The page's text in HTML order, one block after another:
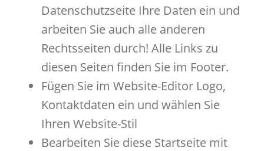
Datenschutzseite Ihre Daten ein und
arbeiten Sie auch alle anderen
Rechtsseiten durch! Alle Links zu
diesen Seiten finden Sie im Footer.
Fügen Sie im Website-Editor Logo,
Kontaktdaten ein und wählen Sie
Ihren Website-Stil
Bearbeiten Sie diese Startseite mit